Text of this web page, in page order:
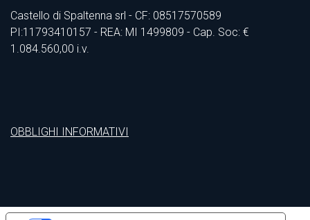
Castello di Spaltenna srl - CF: 08517570589
PI:11793410157 - REA: MI 1499809 - Cap. Soc: €
1.084.560,00 i.v.
OBBLIGHI INFORMATIVI